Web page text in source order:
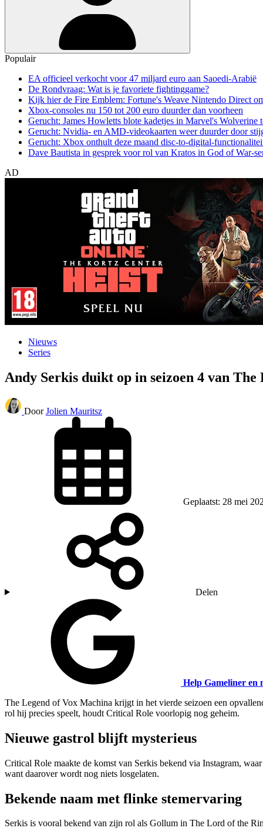
Populair
EA officieel verkocht voor 47 miljard euro aan Saoedi-Arabië
De Rondvraag: Wat is je favoriete fightinggame?
Kijk hier de Fire Emblem: Fortune's Weave Nintendo Direct
Xbox-consoles nu 150 tot 200 euro duurder dan voorheen
Gerucht: James Howletts blote kadetjes in Marvel's Wolverine
Gerucht: Nvidia- en AMD-videokaarten weer duurder door
Gerucht: Xbox onthult deze maand disc-to-digital-
Dave Bautista in gesprek voor rol van Kratos in God of War-
AD
Nieuws
Series
Andy Serkis duikt op in seizoen 4 van
Door Jolien Mauritsz
Geplaatst: 28 mei
Delen
Help Gameliner en
The Legend of Vox Machina krijgt in het vierde seizoen een
rol hij precies speelt, houdt Critical Role voorlopig nog geheim.
Nieuwe gastrol blijft mysterieus
Critical Role maakte de komst van Serkis bekend via Instagram,
want daarover wordt nog niets losgelaten.
Bekende naam met flinke stemervaring
Serkis is vooral bekend van zijn rol als Gollum in The Lord of the